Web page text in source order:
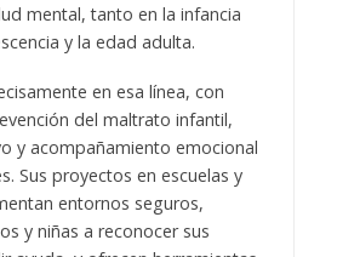
mental, tanto en la infancia
y la edad adulta.
en esa línea, con
del maltrato infantil,
y acompañamiento emocional
Sus proyectos en escuelas y
entornos seguros,
y niñas a reconocer sus